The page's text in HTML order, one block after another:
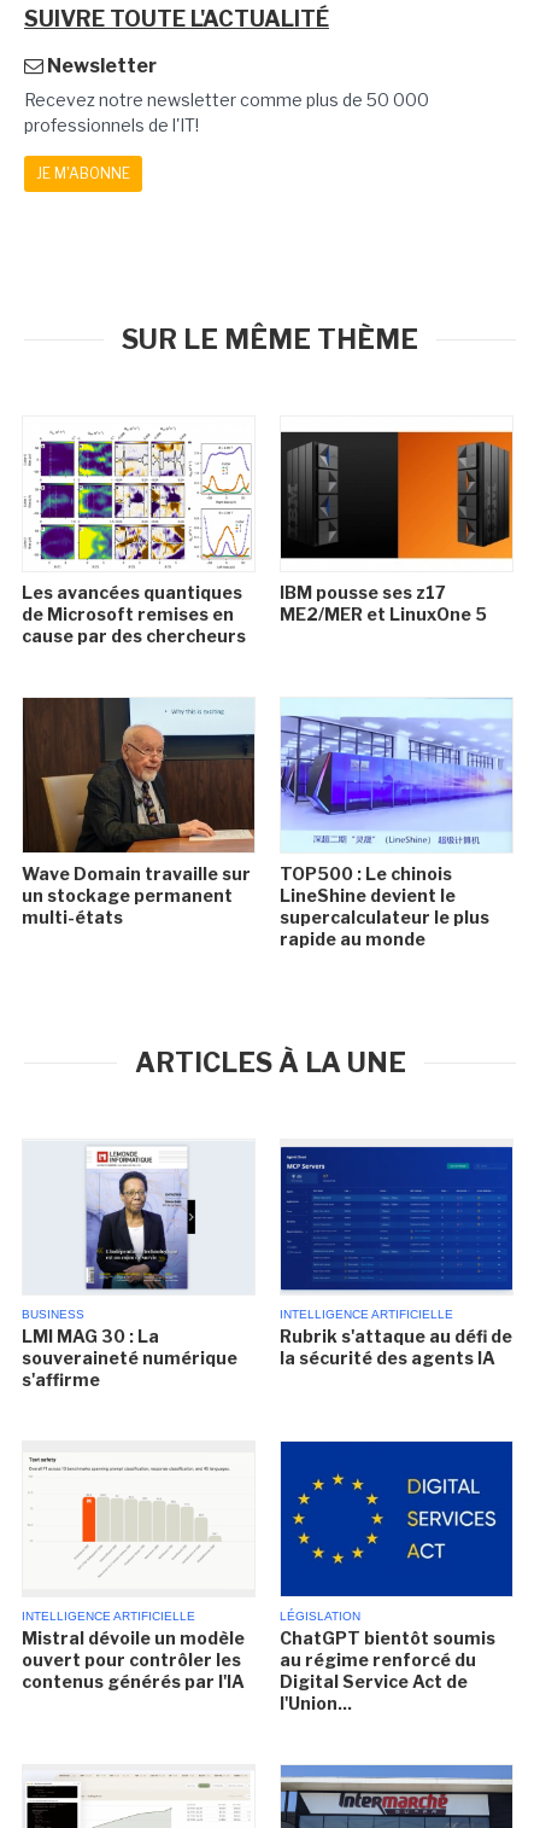
SUIVRE TOUTE L'ACTUALITÉ
Newsletter
Recevez notre newsletter comme plus de 50 000
professionnels de l'IT!
JE M'ABONNE
SUR LE MÊME THÈME
Les avancées quantiques
de Microsoft remises en
cause par des chercheurs
IBM pousse ses z17
ME2/MER et LinuxOne 5
Wave Domain travaille sur
un stockage permanent
multi-états
TOP500 : Le chinois
LineShine devient le
supercalculateur le plus
rapide au monde
ARTICLES À LA UNE
BUSINESS
LMI MAG 30 : La
souveraineté numérique
s'affirme
INTELLIGENCE ARTIFICIELLE
Rubrik s'attaque au défi de
la sécurité des agents IA
INTELLIGENCE ARTIFICIELLE
Mistral dévoile un modèle
ouvert pour contrôler les
contenus générés par l'IA
LÉGISLATION
ChatGPT bientôt soumis
au régime renforcé du
Digital Service Act de
l'Union...